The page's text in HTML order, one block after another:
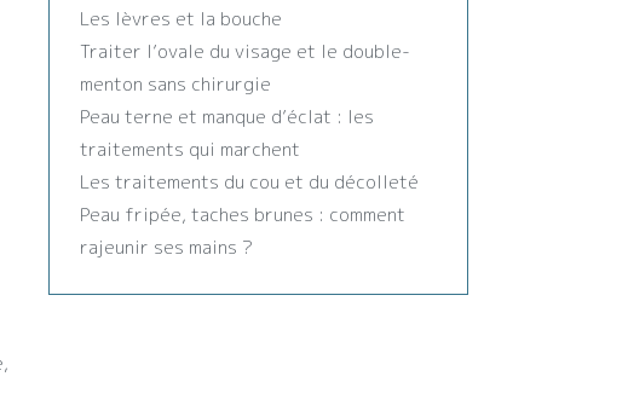
Les lèvres et la bouche
Traiter l’ovale du visage et le double-
menton sans chirurgie
Peau terne et manque d’éclat : les
traitements qui marchent
Les traitements du cou et du décolleté
Peau fripée, taches brunes : comment
rajeunir ses mains ?